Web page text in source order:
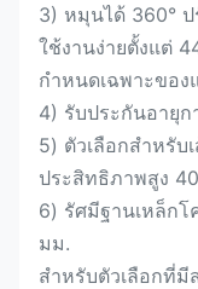
3) หมุนได้ 360°
ใช้งานง่ายตั้งแต่
กำหนดเฉพาะของ
4) รับประกันอายุ
5) ตัวเลือกสำหรับ
ประสิทธิภาพสูง
6) รัศมีฐานเหล็ก
มม.
สำหรับตัวเลือกที่